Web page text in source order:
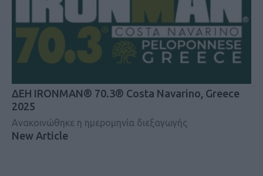
ΔΕΗ IRONMAN® 70.3® Costa Navarino, Greece
2025
Ανακοινώθηκε η ημερομηνία διεξαγωγής
New Article